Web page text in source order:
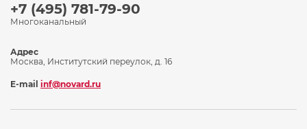
+7 (495) 781-79-90
Многоканальный
Адрес
Москва, Институтский переулок, д. 16
E-mail inf@novard.ru